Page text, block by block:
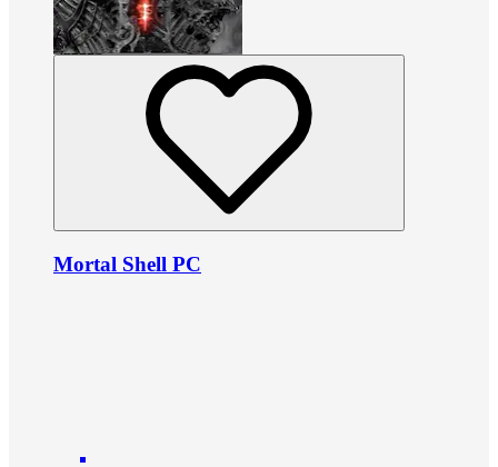
Mortal Shell PC